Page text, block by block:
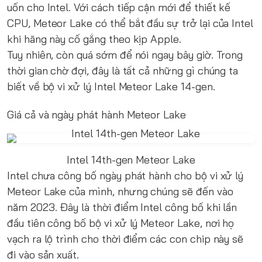
uốn cho Intel. Với cách tiếp cận mới để thiết kế
CPU, Meteor Lake có thể bắt đầu sự trở lại của Intel
khi hãng này cố gắng theo kịp Apple.
Tuy nhiên, còn quá sớm để nói ngay bây giờ. Trong
thời gian chờ đợi, đây là tất cả những gì chúng ta
biết về bộ vi xử lý Intel Meteor Lake 14-gen.
Giá cả và ngày phát hành Meteor Lake
Intel 14th-gen Meteor Lake
Intel chưa công bố ngày phát hành cho bộ vi xử lý
Meteor Lake của mình, nhưng chúng sẽ đến vào
năm 2023. Đây là thời điểm Intel công bố khi lần
đầu tiên công bố bộ vi xử lý Meteor Lake, nơi họ
vạch ra lộ trình cho thời điểm các con chip này sẽ
đi vào sản xuất.